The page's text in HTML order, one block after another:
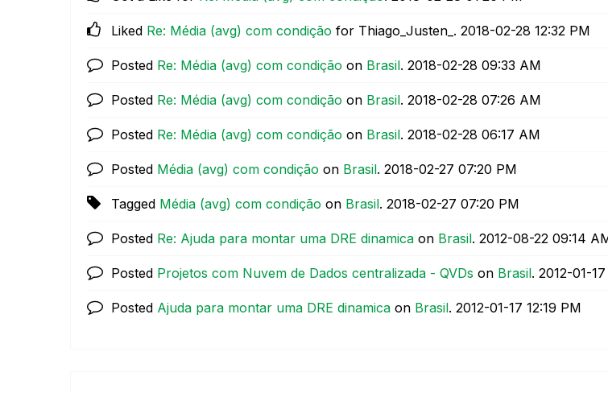
Liked Re: Média (avg) com condição for Thiago_Justen_. ‎2018-02-28 12:32 PM
Posted Re: Média (avg) com condição on Brasil. ‎2018-02-28 09:33 AM
Posted Re: Média (avg) com condição on Brasil. ‎2018-02-28 07:26 AM
Posted Re: Média (avg) com condição on Brasil. ‎2018-02-28 06:17 AM
Posted Média (avg) com condição on Brasil. ‎2018-02-27 07:20 PM
Tagged Média (avg) com condição on Brasil. ‎2018-02-27 07:20 PM
Posted Re: Ajuda para montar uma DRE dinamica on Brasil. ‎2012-08-22 09:14
Posted Projetos com Nuvem de Dados centralizada - QVDs on Brasil. ‎2012-01-17
Posted Ajuda para montar uma DRE dinamica on Brasil. ‎2012-01-17 12:19 PM